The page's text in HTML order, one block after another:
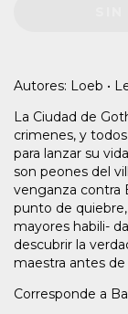
Autores: Loeb •
La Ciudad de
crimenes, y
para lanzar su
son peones del
venganza contra
punto de
mayores habili-
descubrir la
maestra antes
Corresponde a